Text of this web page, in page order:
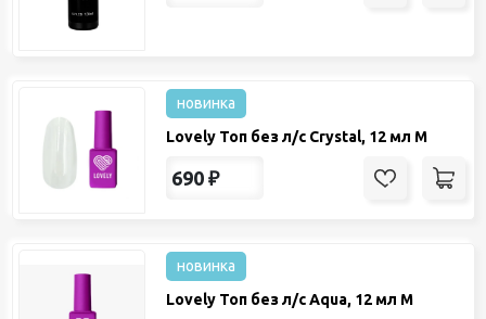
новинка
Lovely Топ без л/с Crystal, 12 мл М
690 ₽
новинка
Lovely Топ без л/с Aqua, 12 мл М